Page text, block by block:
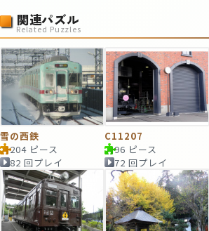
関連パズル
Related Puzzles
雪の西鉄
204 ピース
82 回プレイ
C11207
96 ピース
72 回プレイ